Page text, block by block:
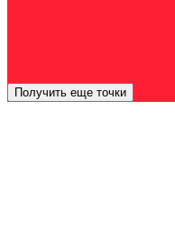
Получить еще точки